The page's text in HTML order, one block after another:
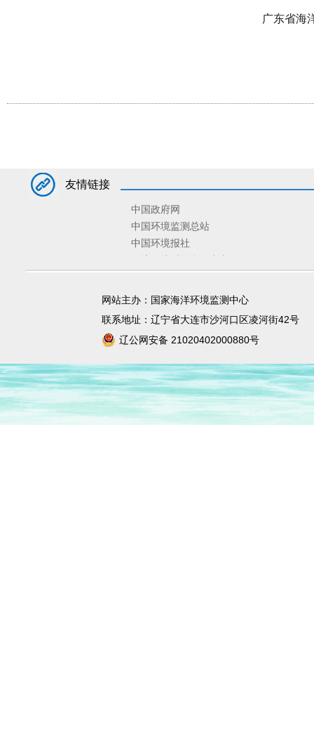
广东省海
友情链接
中国政府网
中国环境监测总站
中国环境报社
固体废物与化学品管理技术中心
网站主办：国家海洋环境监测中心
联系地址：辽宁省大连市沙河口区凌河街42号
辽公网安备 21020402000880号